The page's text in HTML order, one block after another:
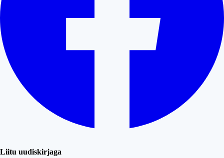
Liitu uudiskirjaga